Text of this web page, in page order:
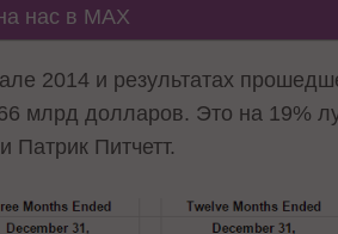
нас в MAX
2014 и результатах
млрд долларов. Это на 19%
Патрик Питчетт.